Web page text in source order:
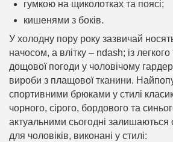
гумкою на щиколотках та поясі;
кишенями з боків.
У холодну пору року зазвичай
начосом, а влітку – ndash; із
дощової погоди у чоловічому
вироби з плащової тканини.
спортивними брюками у стилі
чорного, сірого, бордового та
актуальними сьогодні залишаються
для чоловіків, виконані у стилі: